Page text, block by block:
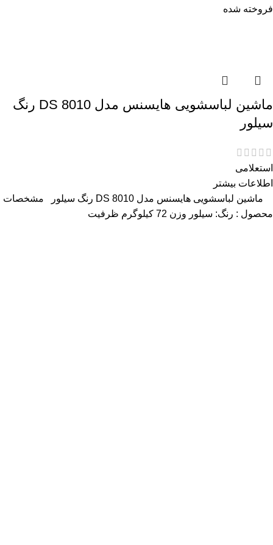
فروخته شده
ماشین لباسشویی هایسنس مدل DS 8010 رنگ
سیلور
استعلامی
اطلاعات بیشتر
ماشین لباسشویی هایسنس مدل DS 8010 رنگ سیلور مشخصات
محصول : رنگ: سیلور وزن 72 کیلوگرم ظرفیت